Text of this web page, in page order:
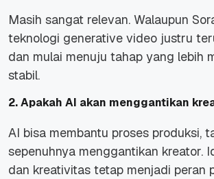
Masih sangat relevan. Walaupun
teknologi generative video justru
dan mulai menuju tahap yang lebih
stabil.
2. Apakah AI akan menggantikan
AI bisa membantu proses produksi,
sepenuhnya menggantikan kreator.
dan kreativitas tetap menjadi peran